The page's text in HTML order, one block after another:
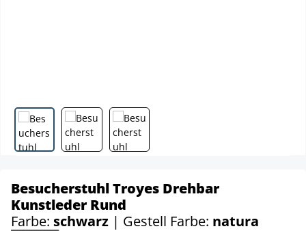
Besucherstuhl Troyes Drehbar
Kunstleder Rund
Farbe: schwarz | Gestell Farbe: natura